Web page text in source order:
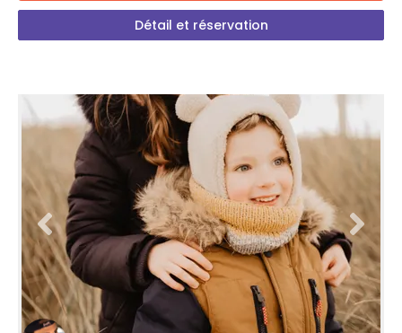
Détail et réservation